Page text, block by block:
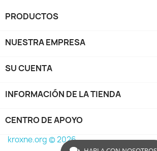
PRODUCTOS
NUESTRA EMPRESA
SU CUENTA
INFORMACIÓN DE LA TIENDA
CENTRO DE APOYO
kroxne.org © 2026